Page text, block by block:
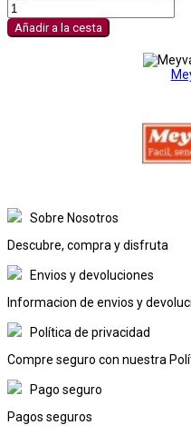
Añadir a la cesta
Sobre Nosotros
Descubre, compra y disfruta
Envios y devoluciones
Informacion de envios y
Política de privacidad
Compre seguro con nuestra
Pago seguro
Pagos seguros